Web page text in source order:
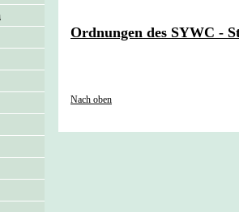
Ordnungen des SYWC -
Nach oben